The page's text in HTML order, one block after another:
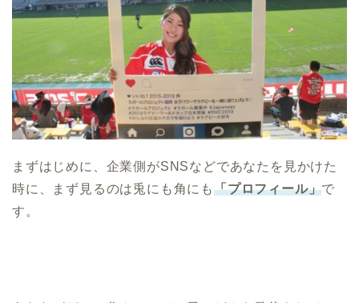
まずはじめに、企業側がSNSなどであなたを見かけた
時に、まず見るのは兎にも角にも「プロフィール」で
す。